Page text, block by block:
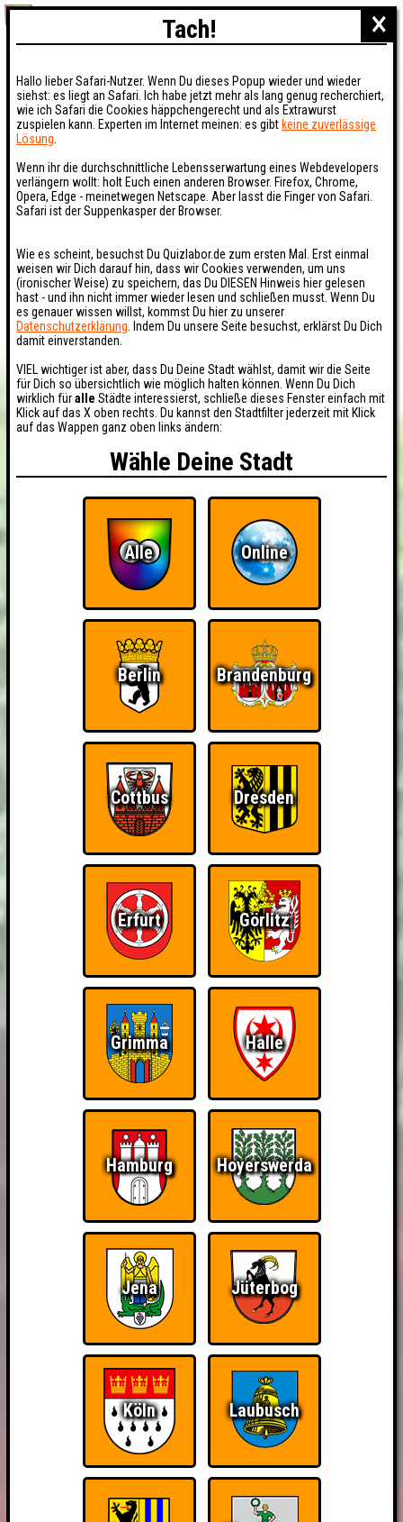
×
Tach!
Hallo lieber Safari-Nutzer. Wenn Du dieses Popup wieder und wieder
siehst: es liegt an Safari. Ich habe jetzt mehr als lang genug recherchiert,
wie ich Safari die Cookies häppchengerecht und als Extrawurst
zuspielen kann. Experten im Internet meinen: es gibt keine zuverlässige
Lösung
Wenn ihr die durchschnittliche Lebensserwartung eines Webdevelopers
verlängern wollt: holt Euch einen anderen Browser. Firefox, Chrome,
Opera, Edge - meinetwegen Netscape. Aber lasst die Finger von Safari.
Safari ist der Suppenkasper der Browser.
Wie es scheint, besuchst Du Quizlabor.de zum ersten Mal. Erst einmal
weisen wir Dich darauf hin, dass wir Cookies verwenden, um uns
(ironischer Weise) zu speichern, das Du DIESEN Hinweis hier gelesen
hast - und ihn nicht immer wieder lesen und schließen musst. Wenn Du
es genauer wissen willst, kommst Du hier zu unserer
Datenschutzerklärung . Indem Du unsere Seite besuchst, erklärst Du Dich
damit einverstanden.
VIEL wichtiger ist aber, dass Du Deine Stadt wählst, damit wir die Seite
für Dich so übersichtlich wie möglich halten können. Wenn Du Dich
wirklich füralle Städte interessierst, schließe dieses Fenster einfach mit
Klick auf das X oben rechts. Du kannst den Stadtfilter jederzeit mit Klick
auf das Wappen ganz oben links ändern:
Wähle Deine Stadt
Alle Online
Berlin Brandenburg
Cottbus Dresden
Erfurt Görlitz
Grimma Halle
Hamburg Hoyerswerda
Jena Jüterbog
Köln Laubusch